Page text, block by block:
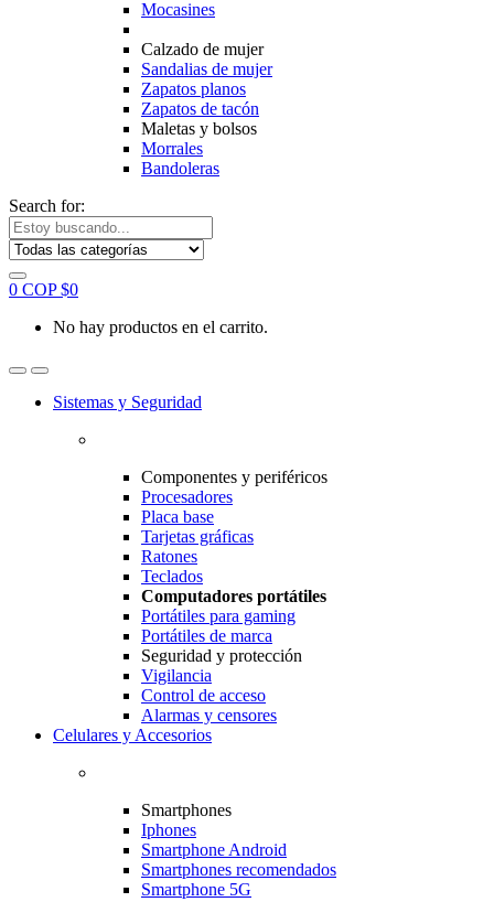
Mocasines
Calzado de mujer
Sandalias de mujer
Zapatos planos
Zapatos de tacón
Maletas y bolsos
Morrales
Bandoleras
Search for:
0 COP $0
No hay productos en el carrito.
Sistemas y Seguridad
Componentes y periféricos
Procesadores
Placa base
Tarjetas gráficas
Ratones
Teclados
Computadores portátiles
Portátiles para gaming
Portátiles de marca
Seguridad y protección
Vigilancia
Control de acceso
Alarmas y censores
Celulares y Accesorios
Smartphones
Iphones
Smartphone Android
Smartphones recomendados
Smartphone 5G